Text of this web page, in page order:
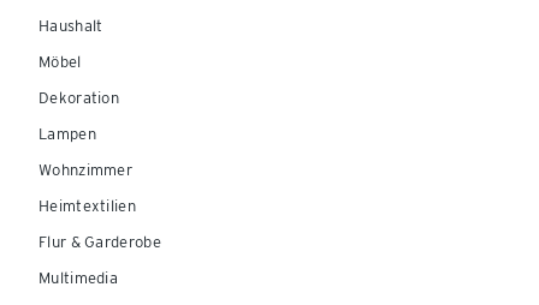
Haushalt
Möbel
Dekoration
Lampen
Wohnzimmer
Heimtextilien
Flur & Garderobe
Multimedia